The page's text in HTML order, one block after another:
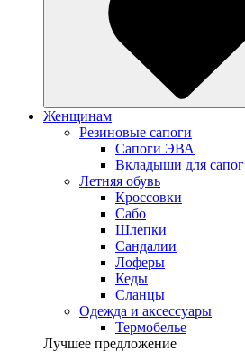
Женщинам
Резиновые сапоги
Cапоги ЭВА
Вкладыши для сапог
Летняя обувь
Кроссовки
Сабо
Шлепки
Сандалии
Лоферы
Кеды
Сланцы
Одежда и аксессуары
Термобелье
Лучшее предложение